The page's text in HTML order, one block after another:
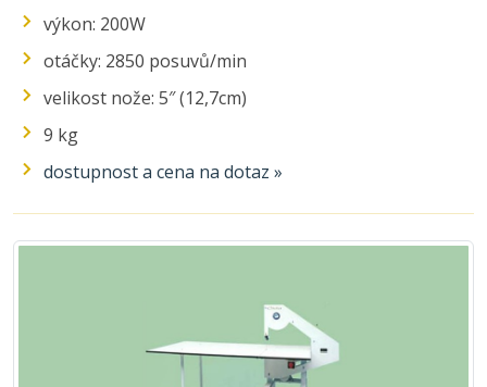
výkon: 200W
otáčky: 2850 posuvů/min
velikost nože: 5″ (12,7cm)
9 kg
dostupnost a cena na dotaz »